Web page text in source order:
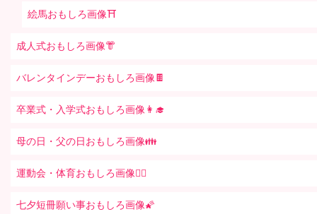
絵馬おもしろ画像⛩
成人式おもしろ画像👘
バレンタインデーおもしろ画像🍫
卒業式・入学式おもしろ画像👩‍🎓
母の日・父の日おもしろ画像👪
運動会・体育おもしろ画像🤸‍♂️
七夕短冊願い事おもしろ画像🌠